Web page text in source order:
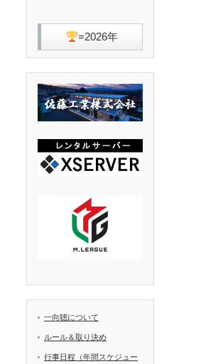
=2026年
一向聴について
ルール＆取り決め
行事日程（年間スケジュー